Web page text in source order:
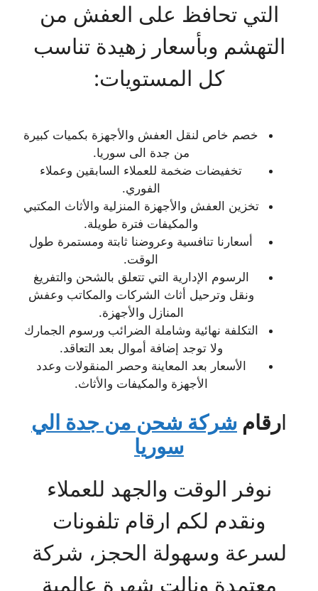
التي تحافظ على العفش من
التهشم وبأسعار زهيدة تناسب
كل المستويات:
خصم خاص لنقل العفش والأجهزة بكميات كبيرة
من جدة الى سوريا.
تخفيضات ضخمة للعملاء السابقين وعملاء
الفوري.
تخزين العفش والأجهزة المنزلية والأثاث المكتبي
والمكيفات فترة طويلة.
أسعارنا تنافسية وعروضنا ثابتة ومستمرة طول
الوقت.
الرسوم الإدارية التي تتعلق بالشحن والتفريغ
ونقل وترحيل أثاث الشركات والمكاتب وعفش
المنازل والأجهزة.
التكلفة نهائية وشاملة الضرائب ورسوم الجمارك
ولا توجد إضافة أموال بعد التعاقد.
الأسعار بعد المعاينة وحصر المنقولات وعدد
الأجهزة والمكيفات والأثاث.
ارقام شركة شحن من جدة الي
سوريا
نوفر الوقت والجهد للعملاء
ونقدم لكم ارقام تلفونات
لسرعة وسهولة الحجز، شركة
معتمدة ونالت شهرة عالمية